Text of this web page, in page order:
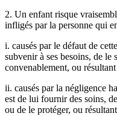
2. Un enfant risque
infligés par la personne qui
i. causés par le défaut de
subvenir à ses besoins, de
convenablement, ou
ii. causés par la négligence
est de lui fournir des soins,
ou de le protéger, ou